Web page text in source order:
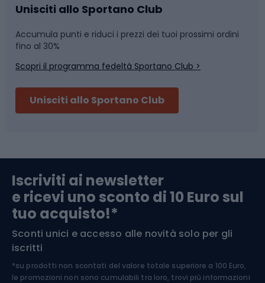
Caschi da ciclismo
Skitouring
Abbigliamento da escursionismo
Nuoto
Pattinaggio
Componenti per biciclette
Arrampicata
Medicina dello sport
Abbigliamento ciclistico
Unisciti allo Sportano Club
Accumula punti e riduci i prezzi dei tuoi prossimi ordini
fino al 30%
Scopri il programma fedeltà Sportano Club >
Unisciti allo Sportano Club
Iscriviti ai newsletter
e ricevi uno sconto di 10 Euro sul
tuo acquisto!*
Sconti unici e accesso alle novità solo per gli
iscritti
*su prodotti non scontati del valore totale superiore a 100 Euro,
le promozioni non sono cumulabili tra loro, trovi più informazioni